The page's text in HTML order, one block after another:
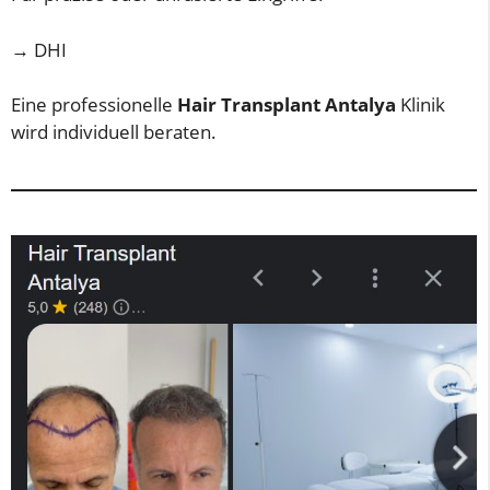
→ DHI
Eine professionelle Hair Transplant Antalya Klinik
wird individuell beraten.